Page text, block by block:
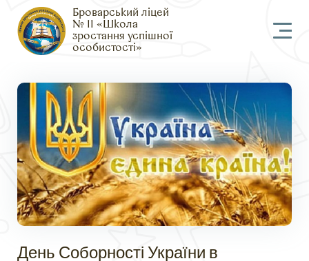
Броварський ліцей
№ 11 «Школа
зростання успішної
особистості»
День Соборності України в